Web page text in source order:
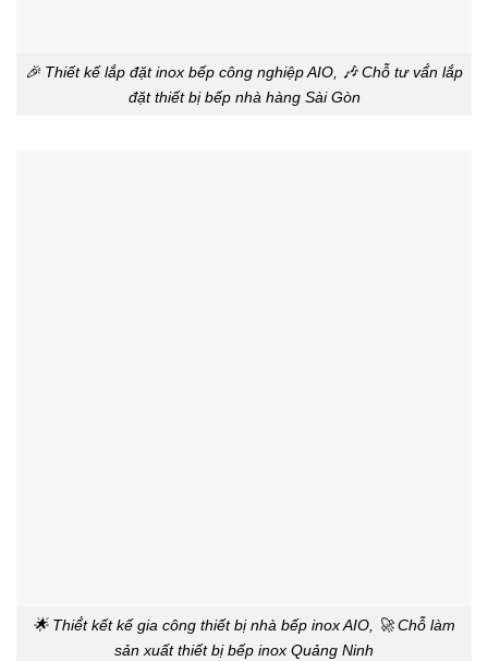
🎉 Thiết kế lắp đặt inox bếp công nghiệp AIO, 🎶 Chỗ tư vấ́n lắp
đặt thiết bị bếp nhà hàng Sài Gòn
🌟 Thiế́t kết kế gia công thiết bị nhà bếp inox AIO, 🚀 Chỗ làm
sản xuất thiết bị bếp inox Quảng Ninh